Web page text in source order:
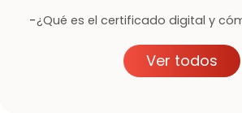
-¿Qué es el certificado digital y
Ver todos